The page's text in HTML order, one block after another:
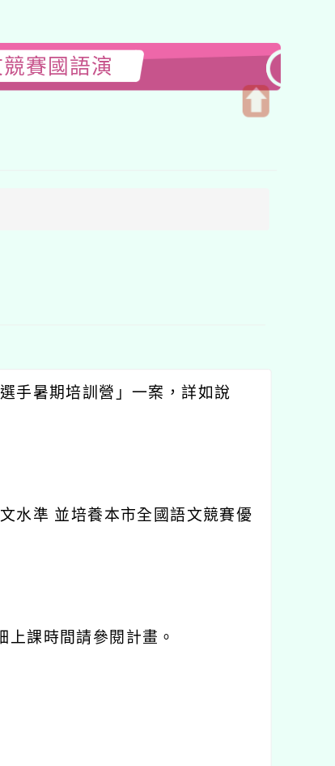
賽國語演
手暑期培訓營」一案，詳如說
水準 並培養本市全國語文競賽優
課時間請參閱計畫。